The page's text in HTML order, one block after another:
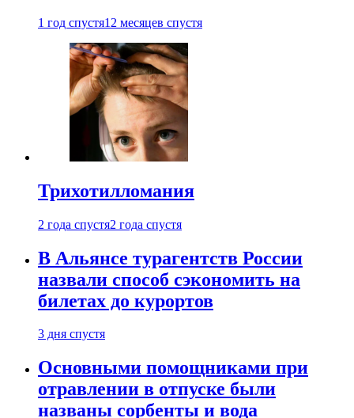
1 год спустя12 месяцев спустя
Трихотилломания
2 года спустя2 года спустя
В Альянсе турагентств России
назвали способ сэкономить на
билетах до курортов
3 дня спустя
Основными помощниками при
отравлении в отпуске были
названы сорбенты и вода